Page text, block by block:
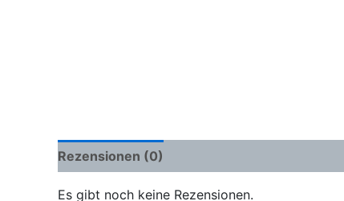
Rezensionen (0)
Es gibt noch keine Rezensionen.